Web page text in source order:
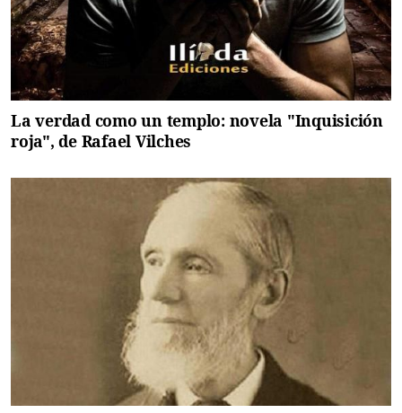
La verdad como un templo: novela "Inquisición
roja", de Rafael Vilches